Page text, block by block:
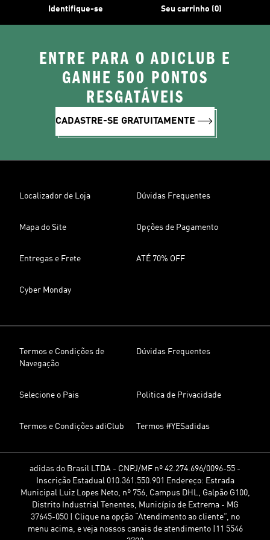
Identifique-se Seu carrinho (0)
ENTRE PARA O ADICLUB E
GANHE 500 PONTOS
RESGATÁVEIS
CADASTRE-SE GRATUITAMENTE
Localizador de Loja Dúvidas Frequentes
Mapa do Site Opções de Pagamento
Entregas e Frete ATÉ 70% OFF
Cyber Monday
Termos e Condições de
Navegação
Dúvidas Frequentes
Selecione o Pais Politica de Privacidade
Termos e Condições adiClub Termos #YESadidas
adidas do Brasil LTDA - CNPJ/MF nº 42.274.696/0096-55 -
Inscrição Estadual 010.361.550.901 Endereço: Estrada
Municipal Luiz Lopes Neto, nº 756, Campus DHL, Galpão G100,
Distrito Industrial Tenentes, Município de Extrema - MG
37645-050 | Clique na opção “Atendimento ao cliente”, no
menu acima, e veja nossos canais de atendimento |11 5546